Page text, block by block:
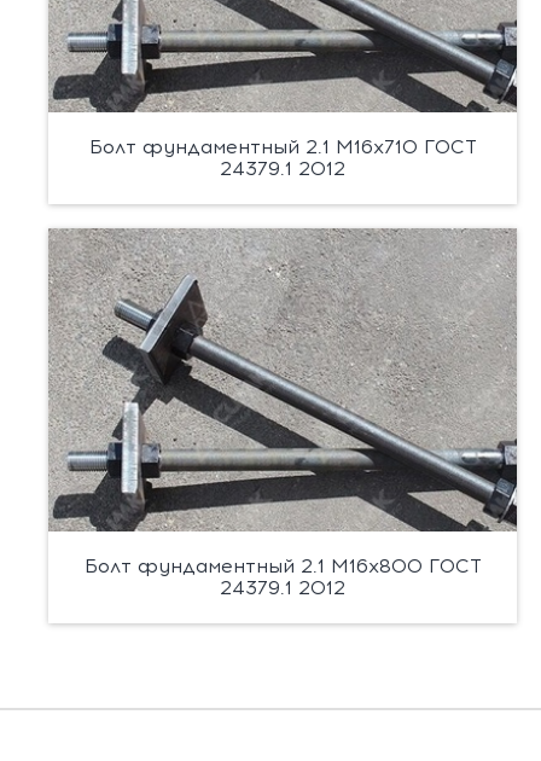
Болт фундаментный 2.1 М16х710 ГОСТ
24379.1 2012
Болт фундаментный 2.1 М16х800 ГОСТ
24379.1 2012